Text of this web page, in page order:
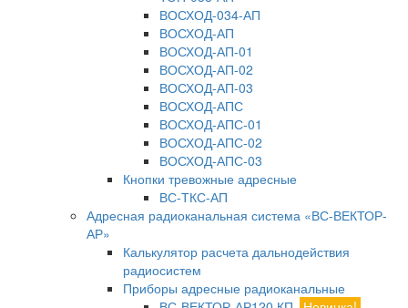
ВОСХОД-034-АП
ВОСХОД-АП
ВОСХОД-АП-01
ВОСХОД-АП-02
ВОСХОД-АП-03
ВОСХОД-АПС
ВОСХОД-АПС-01
ВОСХОД-АПС-02
ВОСХОД-АПС-03
Кнопки тревожные адресные
ВС-ТКС-АП
Адресная радиоканальная система «ВС-ВЕКТОР-
АР»
Калькулятор расчета дальнодействия
радиосистем
Приборы адресные радиоканальные